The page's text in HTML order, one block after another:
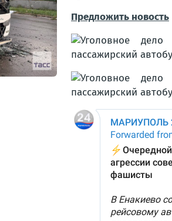
Предложить новость